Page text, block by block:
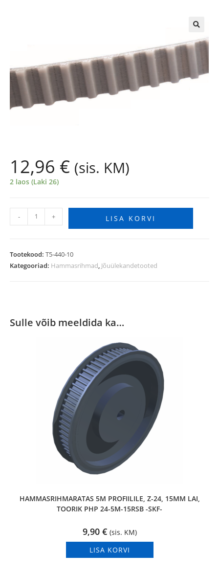
🔍
12,96 € (sis. KM)
2 laos (Laki 26)
- + LISA KORVI
Tootekood: T5-440-10
Kategooriad: Hammasrihmad, Jõuülekandetooted
Sulle võib meeldida ka…
HAMMASRIHMARATAS 5M PROFIILILE, Z-24, 15MM LAI,
TOORIK PHP 24-5M-15RSB -SKF-
9,90 € (sis. KM)
LISA KORVI